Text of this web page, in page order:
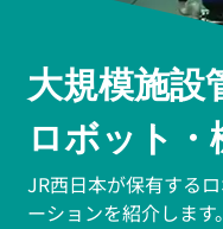
大規模施設
ロボット・
JR西日本が保有する
ーションを紹介します。